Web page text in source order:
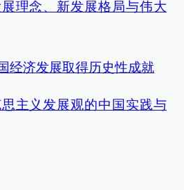
理念、新发展格局与伟大
经济发展取得历史性成就
主义发展观的中国实践与